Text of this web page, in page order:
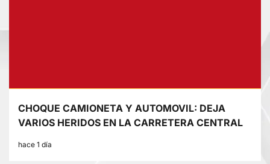
CHOQUE CAMIONETA Y AUTOMOVIL: DEJA
VARIOS HERIDOS EN LA CARRETERA CENTRAL
hace 1 día